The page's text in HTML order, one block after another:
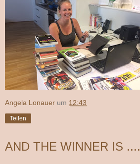
Angela Lonauer um 12:43
Teilen
AND THE WINNER IS ....